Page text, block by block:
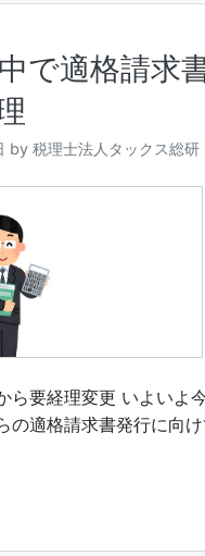
で適格請求
by 税理士法人タックス総研
ら要経理変更 いよいよ
の適格請求書発行に向